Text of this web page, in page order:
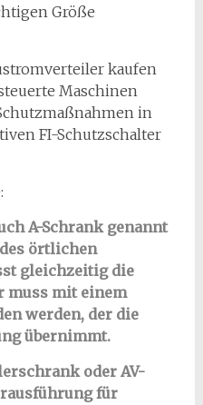
Größe
kaufen
Maschinen
in
FI-Schutzschalter
A-Schrank genannt
örtlichen
gleichzeitig die
muss mit einem
werden, der die
übernimmt.
oder AV-
für